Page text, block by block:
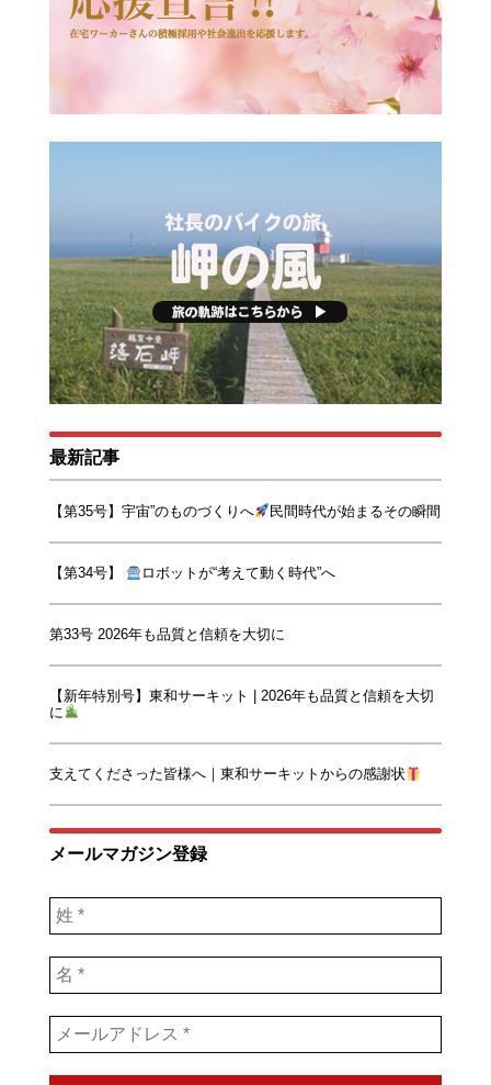
最新記事
【第35号】宇宙”のものづくりへ 民間時代が始まるその瞬間
【第34号】 ロボットが“考えて動く時代”へ
第33号 2026年も品質と信頼を大切に
【新年特別号】東和サーキット | 2026年も品質と信頼を大切
に
支えてくださった皆様へ｜東和サーキットからの感謝状
メールマガジン登録